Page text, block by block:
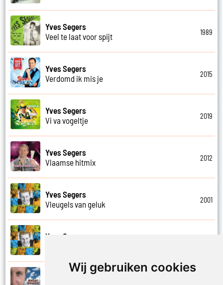
Wij gebruiken cookies
Yves Segers
Veel te laat voor spijt
1989
Yves Segers
Verdomd ik mis je
2015
Yves Segers
Vi va vogeltje
2019
Yves Segers
Vlaamse hitmix
2012
Yves Segers
Vleugels van geluk
2001
Yves Segers